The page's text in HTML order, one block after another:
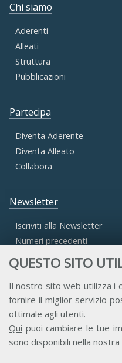
QUESTO SITO
Il nostro sito web utilizza i
fornire il miglior servizio
ottimale agli utenti.
Qui puoi cambiare le tue
sono disponibili nella nostra
Chi siamo
Aderenti
Alleati
Struttura
Pubblicazioni
Partecipa
Diventa Aderente
Diventa Alleato
Collabora
Newsletter
Iscriviti alla Newsletter
Numeri precedenti
Accesso Aderenti
Accesso Consulta
Accesso Team